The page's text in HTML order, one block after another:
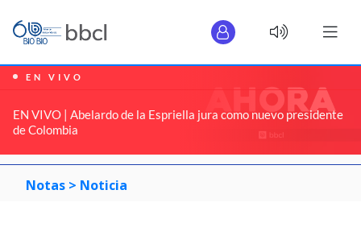
EN VIVO
EN VIVO | Abelardo de la Espriella jura como nuevo presidente
de Colombia
Notas > Noticia